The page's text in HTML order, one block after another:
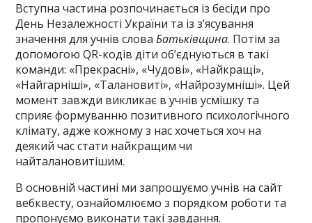
Вступна частина розпочинається із бесіди про
День Незалежності України та із з’ясування
значення для учнів словаБатьківщина. Потім за
допомогою QR-кодів діти об’єднуються в такі
команди: «Прекрасні», «Чудові», «Найкращі»,
«Найгарніші», «Талановиті», «Найрозумніші». Цей
момент завжди викликає в учнів усмішку та
сприяє формуванню позитивного психологічного
клімату, адже кожному з нас хочеться хоч на
деякий час стати найкращим чи
найталановитішим.
В основній частині ми запрошуємо учнів на сайт
вебквесту, ознайомлюємо з порядком роботи та
пропонуємо виконати такі завдання.